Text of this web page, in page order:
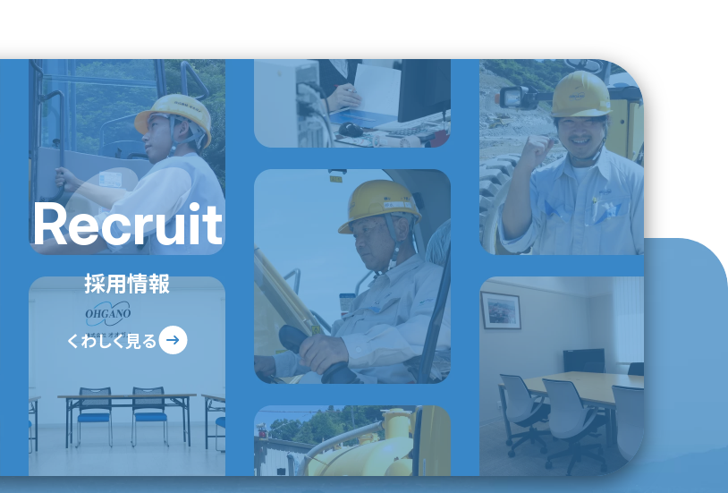
Recruit
採用情報
くわしく見る